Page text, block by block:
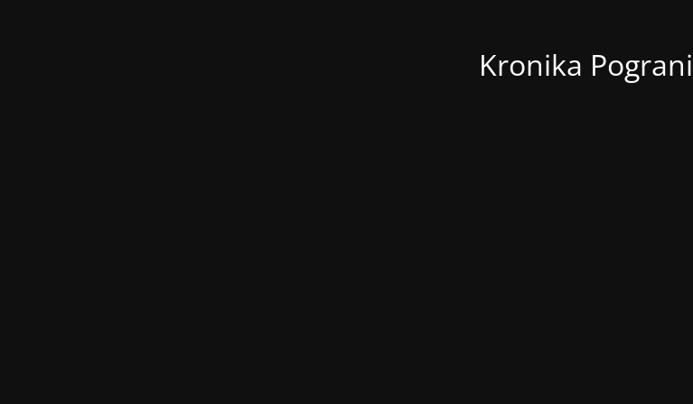
Kronika